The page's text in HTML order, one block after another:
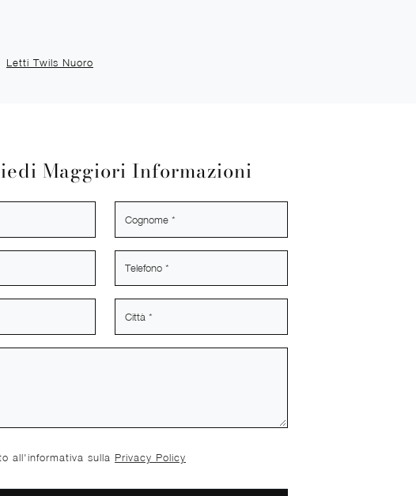
Letti Twils Nuoro
Maggiori Informazioni
all'informativa sulla Privacy Policy